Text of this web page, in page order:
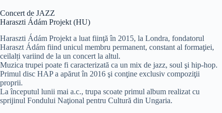
Concert de JAZZ
Haraszti Ádám Projekt (HU)
Haraszti Ádám Projekt a luat fiinţă în 2015, la Londra, fondatorul
Haraszt Ádám fiind unicul membru permanent, constant al formaţiei,
ceilalți variind de la un concert la altul.
Muzica trupei poate fi caracterizată ca un mix de jazz, soul şi hip-hop.
Primul disc HAP a apărut în 2016 şi conţine exclusiv compoziţii
proprii.
La începutul lunii mai a.c., trupa scoate primul album realizat cu
sprijinul Fondului Naţional pentru Cultură din Ungaria.